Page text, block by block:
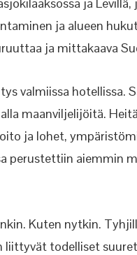
ja alueen
ja mittakaava
valmiissa hotellissa.
maanviljelijöitä.
ja lohet,
perustettiin aiemmin
Kuten nytkin.
liittyvät todelliset